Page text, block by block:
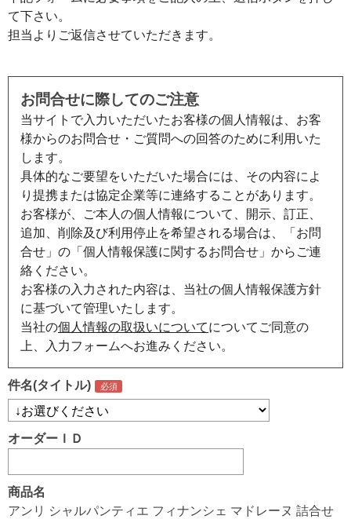
て下さい。
担当よりご返信させていただきます。
お問合せに際してのご注意
当サイトで入力いただいたお客様の個人情報は、お客
様からのお問合せ・ご質問への回答のために利用いた
します。
具体的なご要望をいただいた場合には、その内容によ
り提携または協定企業等に連絡することがあります。
お客様が、ご本人の個人情報について、開示、訂正、
追加、削除及び利用停止を希望される場合は、「お問
合せ」の「個人情報保護に関するお問合せ」からご連
絡ください。
お客様の入力された内容は、当社の個人情報保護方針
に基づいて管理いたします。
当社の個人情報の取扱いについてについてご同意の
上、入力フォームへお進みください。
件名(タイトル)
オーダーＩＤ
商品名
アンリ シャルパンティエ フィナンシェ マドレーヌ 詰合せ